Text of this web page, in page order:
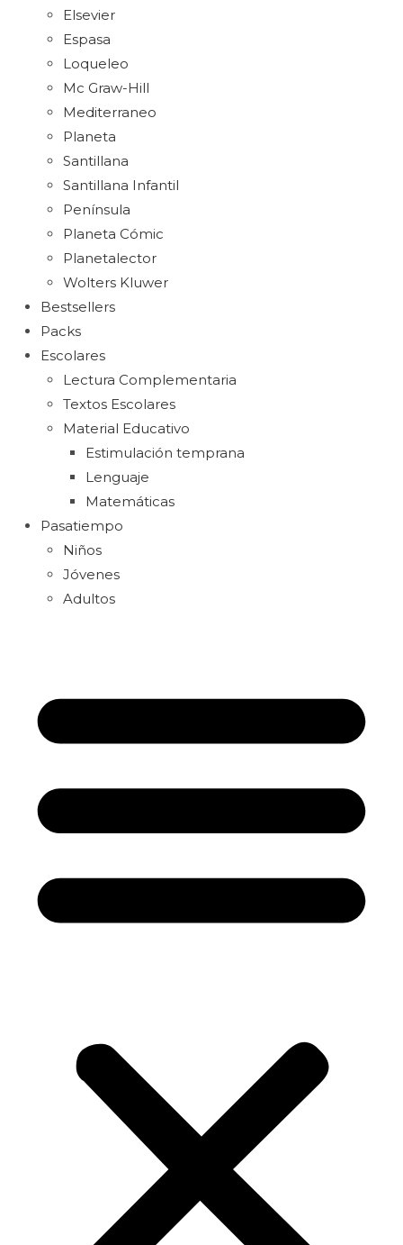
Elsevier
Espasa
Loqueleo
Mc Graw-Hill
Mediterraneo
Planeta
Santillana
Santillana Infantil
Península
Planeta Cómic
Planetalector
Wolters Kluwer
Bestsellers
Packs
Escolares
Lectura Complementaria
Textos Escolares
Material Educativo
Estimulación temprana
Lenguaje
Matemáticas
Pasatiempo
Niños
Jóvenes
Adultos